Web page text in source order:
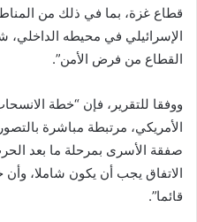
قطاع غزة، بما في ذلك من
الإسرائيلي في محيطه
القطاع من فرض الأمن”.
ووفقا للتقرير، فإن “خطة
الأمريكي، مرتبطة مباشرة
صفقة الأسرى بمرحلة ما بعد
الاتفاق يجب أن يكون شاملا، وأن
قائما”.